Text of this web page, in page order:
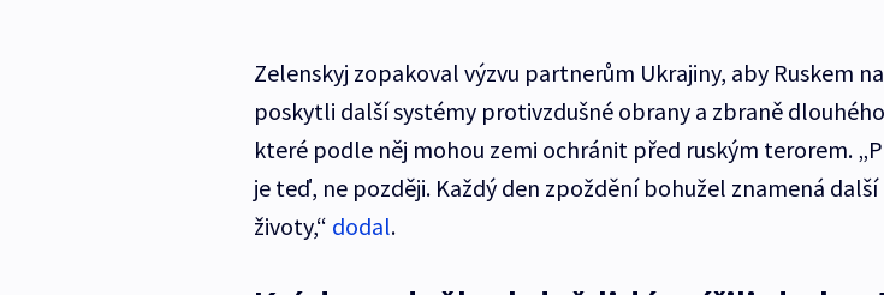
Zelenskyj zopakoval výzvu partnerům Ukrajiny, aby Ruskem
poskytli další systémy protivzdušné obrany a zbraně
které podle něj mohou zemi ochránit před ruským terorem.
je teď, ne později. Každý den zpoždění bohužel znamená
životy,“ dodal.